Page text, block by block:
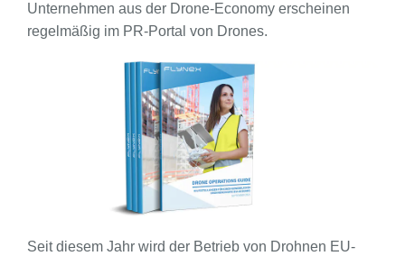
Unternehmen aus der Drone-Economy erscheinen
regelmäßig im PR-Portal von Drones.
Seit diesem Jahr wird der Betrieb von Drohnen EU-